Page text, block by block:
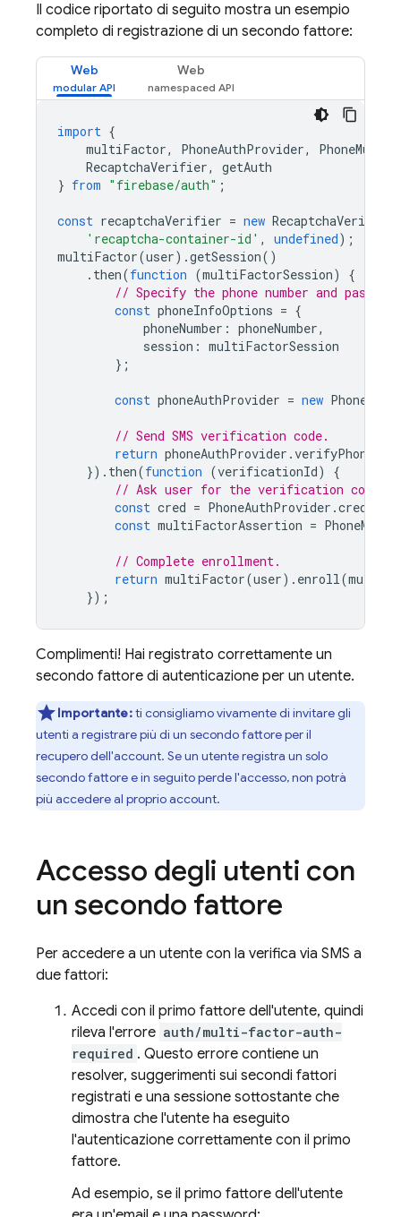
Il codice riportato di seguito mostra un esempio
completo di registrazione di un secondo fattore:
Web Web
import {
multiFactor, PhoneAuthProvider,
RecaptchaVerifier,
getAuth
} from "firebase/auth" ;
const recaptchaVerifier = new RecaptchaVerifier
'recaptcha-container-id' , undefined);
multiFactor(user).getSession()
. then(function (multiFactorSession)
{
// Specify the phone number and pass
const phoneInfoOptions = {
phoneNumber : phoneNumber,
session : multiFactorSession
};
const phoneAuthProvider = new
// Send SMS verification code.
return phoneAuthProvider .
}). then(function (verificationId)
{
// Ask user for the verification code.
const cred = PhoneAuthProvider .
const multiFactorAssertion =
// Complete enrollment.
return multiFactor(user). enroll(
});
Complimenti! Hai registrato correttamente un
secondo fattore di autenticazione per un utente.
Importante:ti consigliamo vivamente di invitare gli
utenti a registrare più di un secondo fattore per il
recupero dell'account. Se un utente registra un solo
secondo fattore e in seguito perde l'accesso, non potrà
più accedere al proprio account.
Accesso degli utenti con
un secondo fattore
Per accedere a un utente con la verifica via SMS a
due fattori:
Accedi con il primo fattore dell'utente, quindi
rileva l'errore auth/multi-factor-auth-
required . Questo errore contiene un
resolver, suggerimenti sui secondi fattori
registrati e una sessione sottostante che
dimostra che l'utente ha eseguito
l'autenticazione correttamente con il primo
fattore.
Ad esempio, se il primo fattore dell'utente